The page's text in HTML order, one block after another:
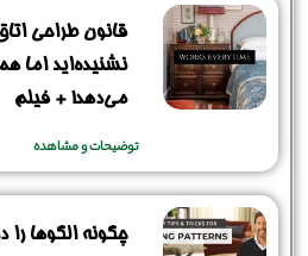
قانون طراحی
نشنیده‌اید اما
می‌دهد! + فیلم
توضیحات و مشاهده
چگونه الگوها را